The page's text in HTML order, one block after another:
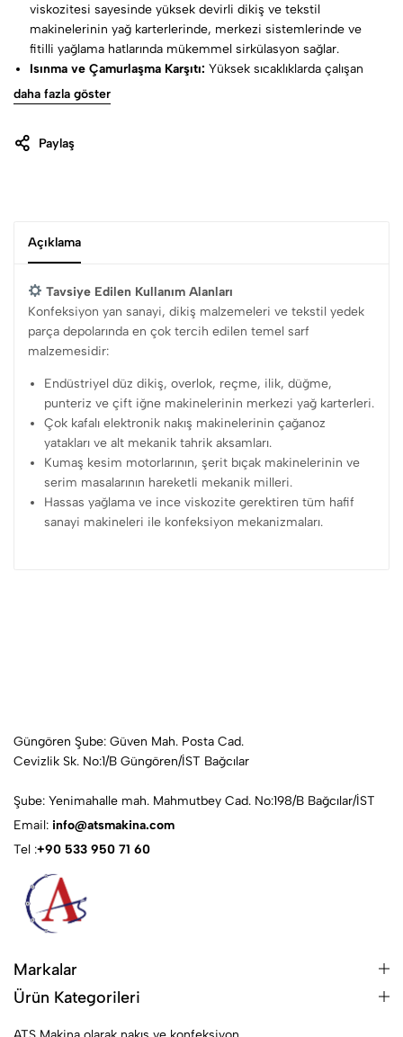
viskozitesi sayesinde yüksek devirli dikiş ve tekstil
makinelerinin yağ karterlerinde, merkezi sistemlerinde ve
fitilli yağlama hatlarında mükemmel sirkülasyon sağlar.
Isınma ve Çamurlaşma Karşıtı: Yüksek sıcaklıklarda çalışan
çağanoz grubu ve mekanik millerde çabuk bozulmaz; kararma,
tortu, tortulaşma veya çamurlaşma yaparak makine
Oksidasyon ve Pas Koruması:
uzun ömürlü ve yüksek maliyet avantajı sunan endüstriyel
bidon tasarımı.
daha fazla göster
Paylaş
Açıklama
Tavsiye Edilen Kullanım Alanları
Konfeksiyon yan sanayi, dikiş malzemeleri ve tekstil yedek
parça depolarında en çok tercih edilen temel sarf
malzemesidir:
Endüstriyel düz dikiş, overlok, reçme, ilik, düğme,
punteriz ve çift iğne makinelerinin merkezi yağ karterleri.
Çok kafalı elektronik nakış makinelerinin çağanoz
yatakları ve alt mekanik tahrik aksamları.
Kumaş kesim motorlarının, şerit bıçak makinelerinin ve
serim masalarının hareketli mekanik milleri.
Hassas yağlama ve ince viskozite gerektiren tüm hafif
sanayi makineleri ile konfeksiyon mekanizmaları.
Güngören Şube: Güven Mah. Posta Cad.
Cevizlik Sk. No:1/B Güngören/İST Bağcılar
Şube: Yenimahalle mah. Mahmutbey Cad. No:198/B Bağcılar/İST
Email: info@atsmakina.com
Tel :+90 533 950 71 60
Markalar
Ürün Kategorileri